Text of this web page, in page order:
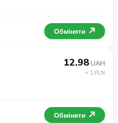
Обміняти
12.98UAH
= 1 PLN
Обміняти